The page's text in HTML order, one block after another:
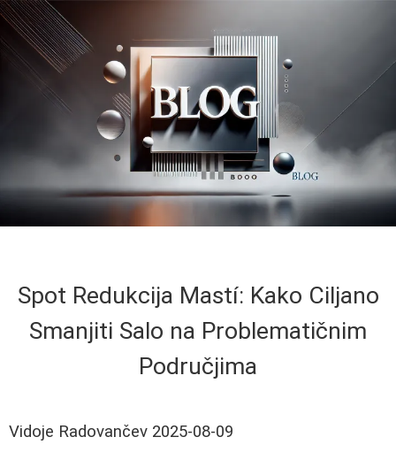
Spot Redukcija Mastí: Kako Ciljano
Smanjiti Salo na Problematičnim
Područjima
Vidoje Radovančev 2025-08-09